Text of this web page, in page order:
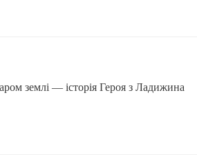
землі — історія Героя з Ладижина